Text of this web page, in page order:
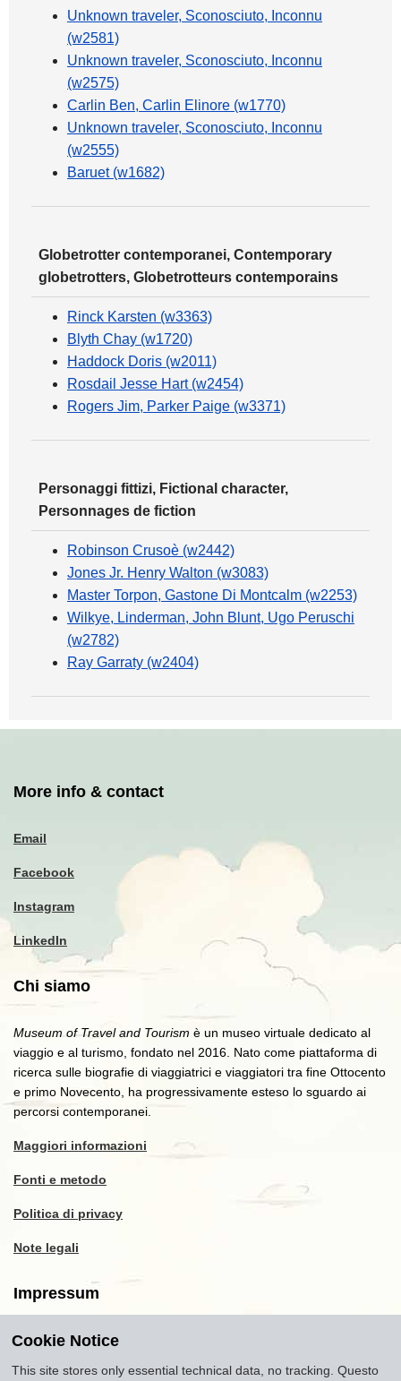
Unknown traveler, Sconosciuto, Inconnu
(w2581)
Unknown traveler, Sconosciuto, Inconnu
(w2575)
Carlin Ben, Carlin Elinore (w1770)
Unknown traveler, Sconosciuto, Inconnu
(w2555)
Baruet (w1682)
Globetrotter contemporanei, Contemporary
globetrotters, Globetrotteurs contemporains
Rinck Karsten (w3363)
Blyth Chay (w1720)
Haddock Doris (w2011)
Rosdail Jesse Hart (w2454)
Rogers Jim, Parker Paige (w3371)
Personaggi fittizi, Fictional character,
Personnages de fiction
Robinson Crusoè (w2442)
Jones Jr. Henry Walton (w3083)
Master Torpon, Gastone Di Montcalm (w2253)
Wilkye, Linderman, John Blunt, Ugo Peruschi
(w2782)
Ray Garraty (w2404)
More info & contact
Email
Facebook
Instagram
LinkedIn
Chi siamo
Museum of Travel and Tourism è un museo virtuale dedicato al
viaggio e al turismo, fondato nel 2016. Nato come piattaforma di
ricerca sulle biografie di viaggiatrici e viaggiatori tra fine Ottocento
e primo Novecento, ha progressivamente esteso lo sguardo ai
percorsi contemporanei.
Maggiori informazioni
Fonti e metodo
Politica di privacy
Note legali
Impressum
Copyright2016-2026
Cookie Notice
This site stores only essential technical data, no tracking. Questo